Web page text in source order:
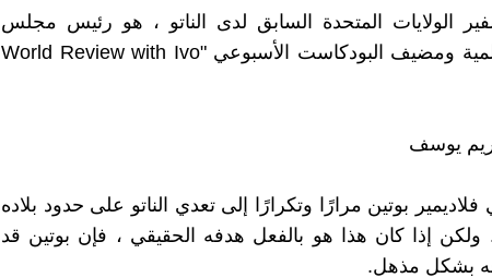
الولايات المتحدة السابق لدى الناتو ، هو رئيس مجلس
شيكاغو للشؤون العالمية ومضيف البودكاست الأسبوعي "World Review with Ivo
يوسف
بوتين مرارًا وتكرارًا إلى تعدي الناتو على حدود بلاده
ولكن إذا كان هذا هو بالفعل هدفه الحقيقي ، فإن بوتين قد
بشكل مذهل.